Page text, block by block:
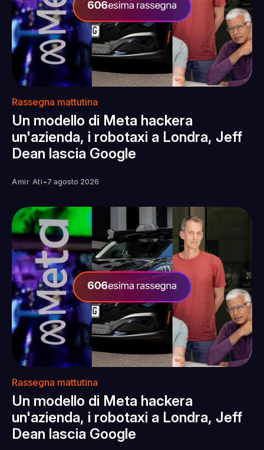
Rassegna mattutina
Un modello di Meta hackera
un'azienda, i robotaxi a Londra, Jeff
Dean lascia Google
Amir Ati -7 agosto 2026
Rassegna mattutina
Un modello di Meta hackera
un'azienda, i robotaxi a Londra, Jeff
Dean lascia Google